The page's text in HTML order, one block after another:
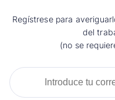
Regístrese para
del
(no se